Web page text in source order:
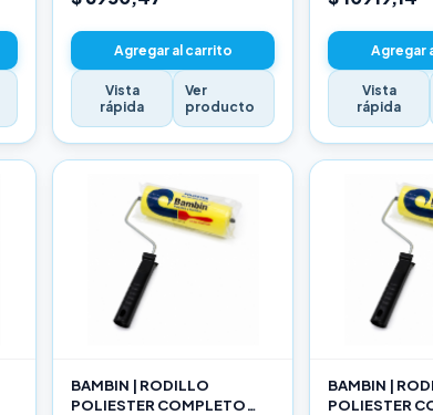
Agregar al carrito
Vista
rápida
Ver
producto
Agregar
Vista
rápida
BAMBIN | RODILLO
POLIESTER COMPLETO
BAMBIN |
POLIESTER